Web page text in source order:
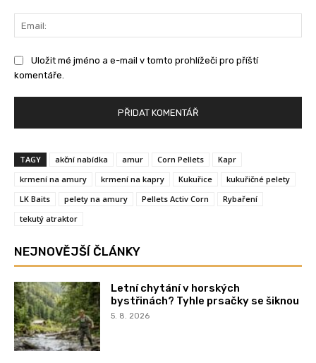
Uložit mé jméno a e-mail v tomto prohlížeči pro příští
komentáře.
TAGY akční nabídka amur Corn Pellets
Kapr
krmení na amury
krmení na kapry Kukuřice
kukuřičné pelety
LK Baits
pelety na amury Pellets Activ Corn
Rybaření
tekutý atraktor
NEJNOVĚJŠÍ ČLÁNKY
Letní chytání v horských
bystřinách? Tyhle prsačky se šiknou
5. 8. 2026